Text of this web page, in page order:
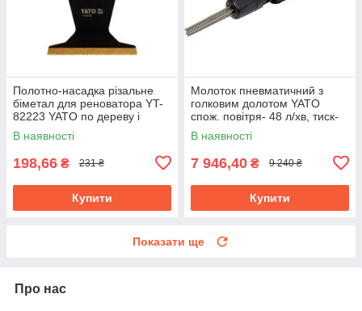
Полотно-насадка різальне
біметал для реноватора YT-
82223 YATO по дереву і
металу, l= 90 мм, w= 65 мм
В наявності
198,66 ₴ 231 ₴
Купити
Молоток пневматичний з
голковим долотом YATO
спож. повітря- 48 л/хв, тиск-
6.3 Bar, 13 голок YT-09913
В наявності
7 946,40 ₴ 9 240 ₴
Купити
Показати ще
Про нас